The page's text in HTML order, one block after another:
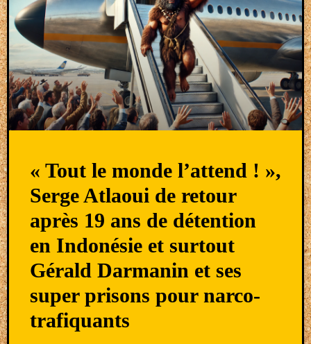
« Tout le monde l’attend ! »,
Serge Atlaoui de retour
après 19 ans de détention
en Indonésie et surtout
Gérald Darmanin et ses
super prisons pour narco-
trafiquants